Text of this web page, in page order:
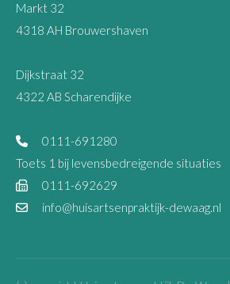
Markt 32
4318 AH Brouwershaven
Dijkstraat 32
4322 AB Scharendijke
0111-691280
Toets 1 bij levensbedreigende situaties
0111-692629
info@huisartsenpraktijk-dewaag.nl